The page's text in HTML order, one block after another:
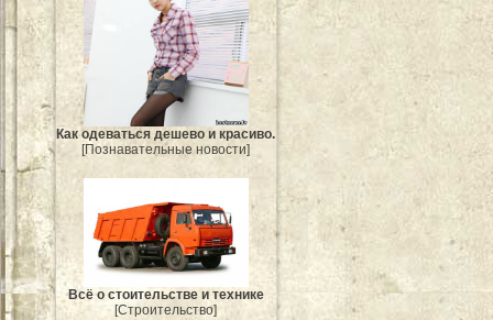
Как одеваться дешево и красиво.
[Познавательные новости]
Всё о стоительстве и технике
[Строительство]